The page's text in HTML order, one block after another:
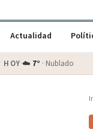
Actualidad
HOY·💵 Dólar blue$1525